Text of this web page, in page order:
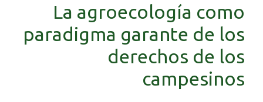
La agroecología como
paradigma garante de los
derechos de los
campesinos